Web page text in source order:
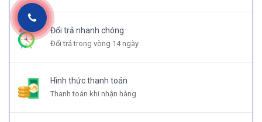
Đổi trả nhanh chóng
Đổi trả trong vòng 14 ngày
Hình thức thanh toán
Thanh toán khi nhận hàng